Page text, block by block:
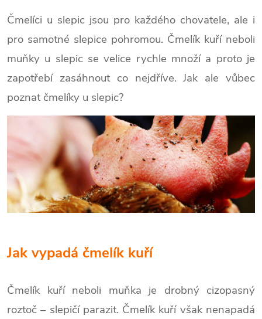
Čmelíci u slepic jsou pro každého chovatele, ale i
pro samotné slepice pohromou. Čmelík kuří neboli
muňky u slepic se velice rychle množí a proto je
zapotřebí zasáhnout co nejdříve. Jak ale vůbec
poznat čmelíky u slepic?
Jak vypadá čmelík kuří
Čmelík kuří neboli muňka je drobný cizopasný
roztoč – slepičí parazit. Čmelík kuří však nenapadá